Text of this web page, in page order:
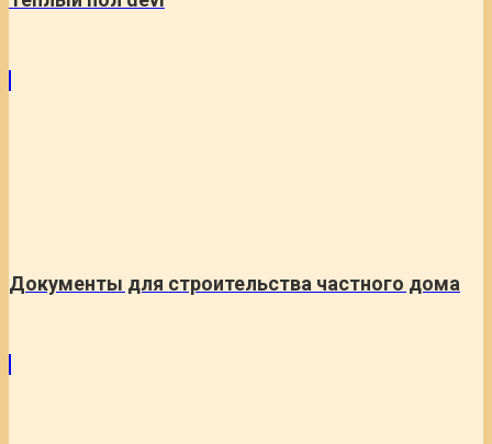
Документы для строительства частного дома